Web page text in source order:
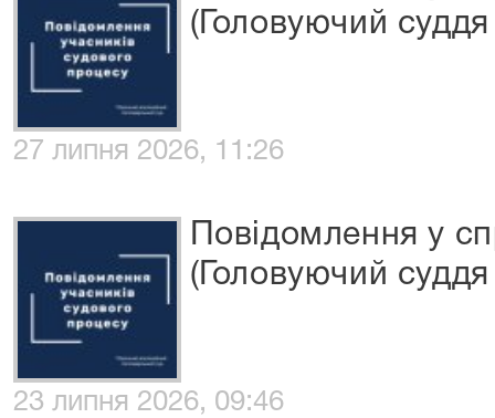
(Головуючий
27 липня 2026, 11:26
Повідомлення у
(Головуючий
23 липня 2026, 09:46